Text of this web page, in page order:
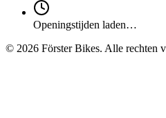
Openingstijden laden…
© 2026 Förster Bikes. Alle rechten